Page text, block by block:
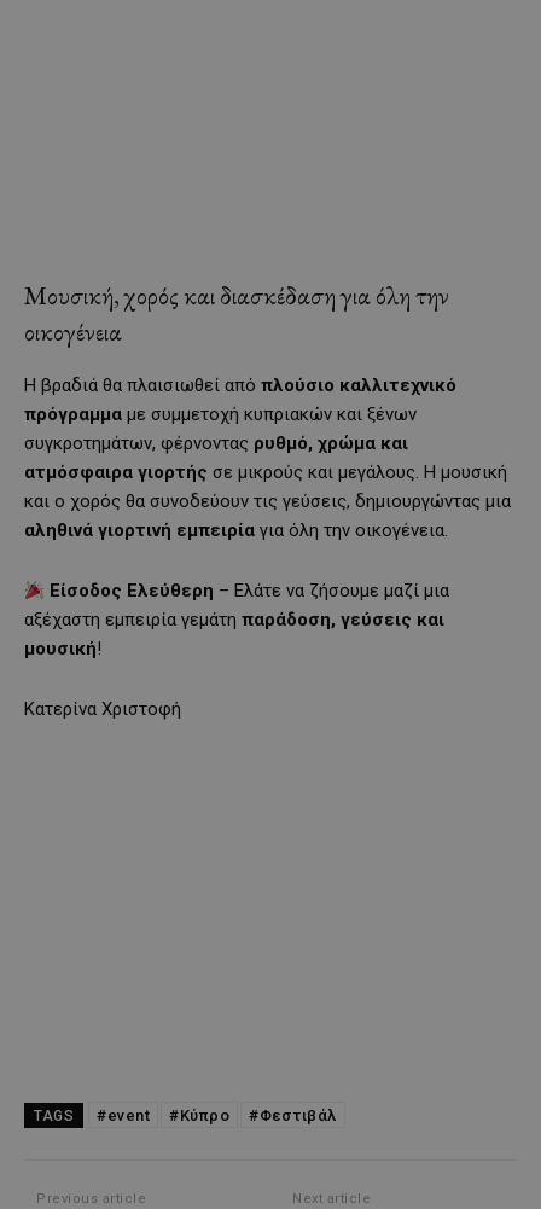
Μουσική, χορός και διασκέδαση για όλη την
οικογένεια
Η βραδιά θα πλαισιωθεί από πλούσιο καλλιτεχνικό
πρόγραμμα με συμμετοχή κυπριακών και ξένων
συγκροτημάτων, φέρνοντας ρυθμό, χρώμα και
ατμόσφαιρα γιορτής σε μικρούς και μεγάλους. Η μουσική
και ο χορός θα συνοδεύουν τις γεύσεις, δημιουργώντας μια
αληθινά γιορτινή εμπειρία για όλη την οικογένεια.
Είσοδος Ελεύθερη – Ελάτε να ζήσουμε μαζί μια
αξέχαστη εμπειρία γεμάτη παράδοση, γεύσεις και
μουσική!
Κατερίνα Χριστοφή
TAGS #event #Κύπρο #Φεστιβάλ
Previous article Next article